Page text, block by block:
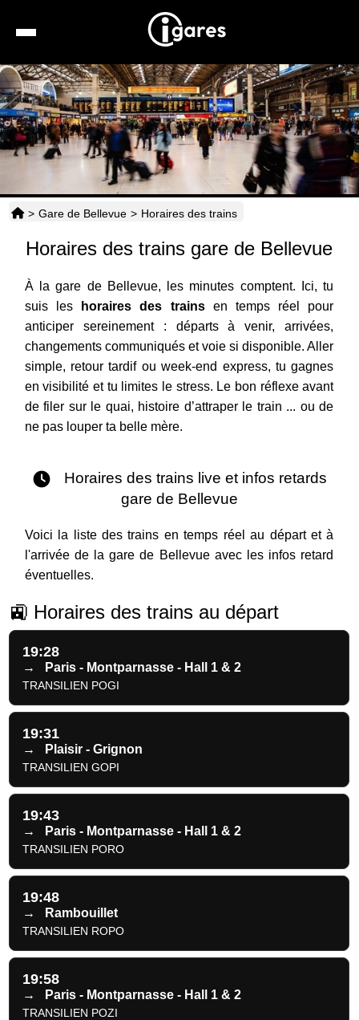
Recherche
Location de voiture
Hôtels
Horaires
> Gare de Bellevue > Horaires des trains
Horaires des trains gare de Bellevue
À la gare de Bellevue, les minutes comptent. Ici, tu
suis les
horaires des trainsen temps réel pour
anticiper sereinement : départs à venir, arrivées,
changements communiqués et voie si disponible. Aller
simple, retour tardif ou week-end express, tu gagnes
en visibilité et tu limites le stress. Le bon réflexe avant
de filer sur le quai, histoire d’attraper le train ... ou de
ne pas louper ta belle mère.
Horaires des trains live et infos retards
gare de Bellevue
Voici la liste des trains en temps réel au départ et à
l'arrivée de la gare de Bellevue avec les infos retard
éventuelles.
🚉 Horaires des trains au départ
19:28
→ Paris - Montparnasse - Hall 1 & 2
TRANSILIEN POGI
19:31
→ Plaisir - Grignon
TRANSILIEN GOPI
19:43
→ Paris - Montparnasse - Hall 1 & 2
TRANSILIEN PORO
19:48
→ Rambouillet
TRANSILIEN ROPO
19:58
→ Paris - Montparnasse - Hall 1 & 2
TRANSILIEN POZI